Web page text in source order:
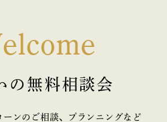
の無料相談会
ーンのご相談、プランニングなど